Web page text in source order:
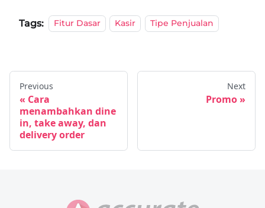
Tags: Fitur Dasar Kasir Tipe Penjualan
Previous
Cara
menambahkan dine
in, take away, dan
delivery order
Next
Promo